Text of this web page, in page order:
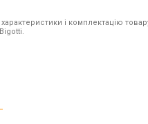
і комплектацію